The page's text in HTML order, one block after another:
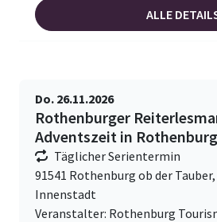
ALLE
Do. 26.11.2026
Rothenburger
Adventszeit in
Täglicher Serientermin
91541 Rothenburg ob der Tauber,
Innenstadt
Veranstalter: Rothenburg